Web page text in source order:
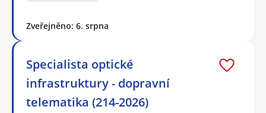
Zveřejněno: 6. srpna
Specialista optické
infrastruktury - dopravní
telematika (214-2026)